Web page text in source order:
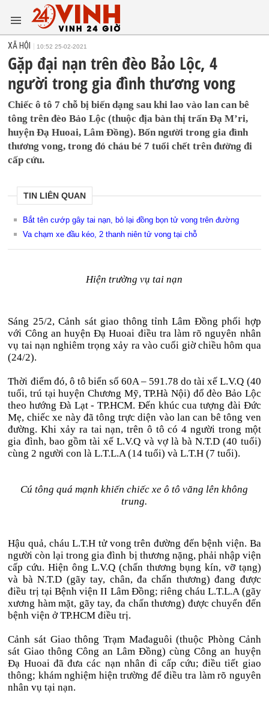
XÃ HỘI 10:52 25-02-2021
Gặp đại nạn trên đèo Bảo Lộc, 4
người trong gia đình thương vong
Chiếc ô tô 7 chỗ bị biến dạng sau khi lao vào lan can bê
tông trên đèo Bảo Lộc (thuộc địa bàn thị trấn Đạ M’ri,
huyện Đạ Huoai, Lâm Đồng). Bốn người trong gia đình
thương vong, trong đó cháu bé 7 tuổi chết trên đường đi
cấp cứu.
TIN LIÊN QUAN
Bắt tên cướp gây tai nạn, bỏ lại đồng bọn tử vong trên đường
Va chạm xe đầu kéo, 2 thanh niên tử vong tại chỗ
Hiện trường vụ tai nạn
Sáng 25/2, Cảnh sát giao thông tỉnh Lâm Đồng phối hợp
với Công an huyện Đạ Huoai điều tra làm rõ nguyên nhân
vụ tai nạn nghiêm trọng xảy ra vào cuối giờ chiều hôm qua
(24/2).
Thời điểm đó, ô tô biển số 60A – 591.78 do tài xế L.V.Q (40
tuổi, trú tại huyện Chương Mỹ, TP.Hà Nội) đổ đèo Bảo Lộc
theo hướng Đà Lạt - TP.HCM. Đến khúc cua tượng đài Đức
Mẹ, chiếc xe này đã tông trực diện vào lan can bê tông ven
đường. Khi xảy ra tai nạn, trên ô tô có 4 người trong một
gia đình, bao gồm tài xế L.V.Q và vợ là bà N.T.D (40 tuổi)
cùng 2 người con là L.T.L.A (14 tuổi) và L.T.H (7 tuổi).
Cú tông quá mạnh khiến chiếc xe ô tô văng lên không
trung.
Hậu quả, cháu L.T.H tử vong trên đường đến bệnh viện. Ba
người còn lại trong gia đình bị thương nặng, phải nhập viện
cấp cứu. Hiện ông L.V.Q (chấn thương bụng kín, vỡ tạng)
và bà N.T.D (gãy tay, chân, đa chấn thương) đang được
điều trị tại Bệnh viện II Lâm Đồng; riêng cháu L.T.L.A (gãy
xương hàm mặt, gãy tay, đa chấn thương) được chuyển đến
bệnh viện ở TP.HCM điều trị.
Cảnh sát Giao thông Trạm Mađaguôi (thuộc Phòng Cảnh
sát Giao thông Công an Lâm Đồng) cùng Công an huyện
Đạ Huoai đã đưa các nạn nhân đi cấp cứu; điều tiết giao
thông; khám nghiệm hiện trường để điều tra làm rõ nguyên
nhân vụ tại nạn.